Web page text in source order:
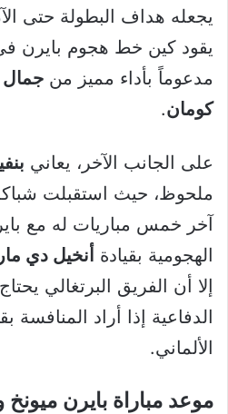
يجعله هداف البطولة حتى
يقود كين خط هجوم بايرن في
مدعوماً بأداء مميز من جمال
كومان.
على الجانب الآخر، يعاني
ملحوظ، حيث استقبلت
آخر خمس مباريات له مع
الهجومية بقيادة أنخيل دي
إلا أن الفريق البرتغالي
الدفاعية إذا أراد المنافسة
الألماني.
موعد مباراة بايرن ميونخ